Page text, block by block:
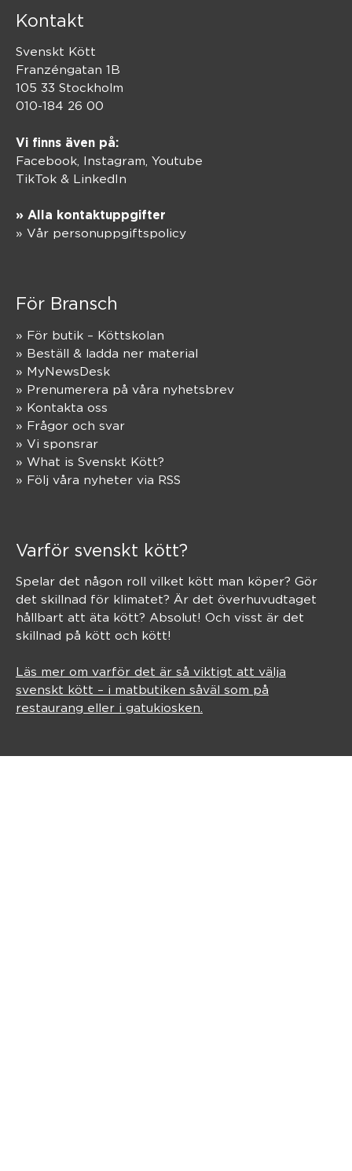
Kontakt
Svenskt Kött
Franzéngatan 1B
105 33 Stockholm
010-184 26 00
Vi finns även på:
Facebook, Instagram Youtube
TikTok & LinkedIn
» Alla kontaktuppgifter
» Vår personuppgiftspolicy
För Bransch
» För butik – Köttskolan
» Beställ & ladda ner material
» MyNewsDesk
» Prenumerera på våra nyhetsbrev
» Kontakta oss
» Frågor och svar
» Vi sponsrar
» What is Svenskt Kött?
» Följ våra nyheter via RSS
Varför svenskt kött?
Spelar det någon roll vilket kött man köper? Gör
det skillnad för klimatet? Är det överhuvudtaget
hållbart att äta kött? Absolut! Och visst är det
skillnad på kött och kött!
Läs mer om varför det är så viktigt att välja
svenskt kött – i matbutiken såväl som på
restaurang eller i gatukiosken.